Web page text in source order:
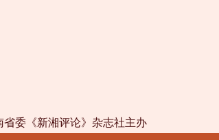
省委《新湘评论》杂志社主办